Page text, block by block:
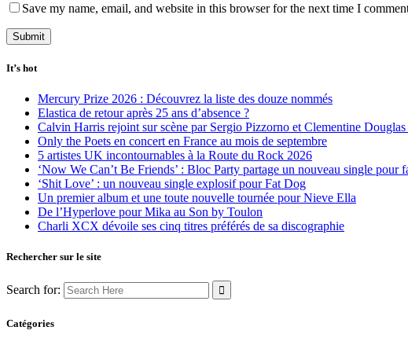
Save my name, email, and website in this browser for the next time I
It’s hot
Mercury Prize 2026 : Découvrez la liste des douze nommés
Elastica de retour après 25 ans d’absence ?
Calvin Harris rejoint sur scène par Sergio Pizzorno et Clementine Douglas
Only the Poets en concert en France au mois de septembre
5 artistes UK incontournables à la Route du Rock 2026
‘Now We Can’t Be Friends’ : Bloc Party partage un nouveau single pour
‘Shit Love’ : un nouveau single explosif pour Fat Dog
Un premier album et une toute nouvelle tournée pour Nieve Ella
De l’Hyperlove pour Mika au Son by Toulon
Charli XCX dévoile ses cinq titres préférés de sa discographie
Rechercher sur le site
Search for:
Catégories